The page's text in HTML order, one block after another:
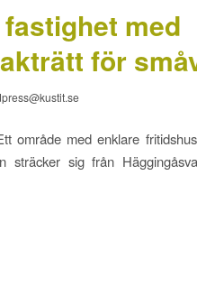
med
för
område med enklare
sträcker sig från